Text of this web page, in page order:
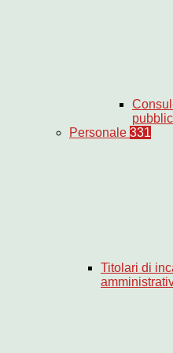
Personale 331
Titolari di